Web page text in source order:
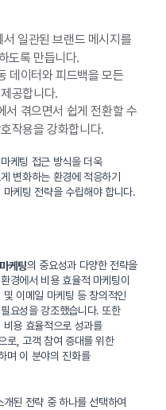
일관된 브랜드 메시지를
도록 만듭니다.
데이터와 피드백을 모든
공합니다.
서 겪으면서 쉽게 전환할 수
작용을 강화합니다.
케팅 접근 방식을 더욱
변화하는 환경에 적응하기
케팅 전략을 수립해야 합니다.
케팅의 중요성과 다양한 전략을
경에서 비용 효율적 마케팅이
이메일 마케팅 등 창의적인
요성을 강조했습니다. 또한
용 효율적으로 성과를
로, 고객 참여 증대를 위한
며 이 분야의 진화를
된 전략 중 하나를 선택하여